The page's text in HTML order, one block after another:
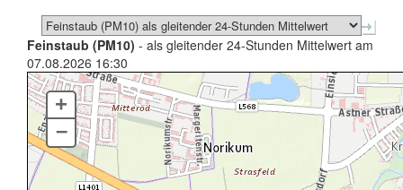
Feinstaub (PM10) - als gleitender 24-Stunden Mittelwert am
07.08.2026 16:30
+
–